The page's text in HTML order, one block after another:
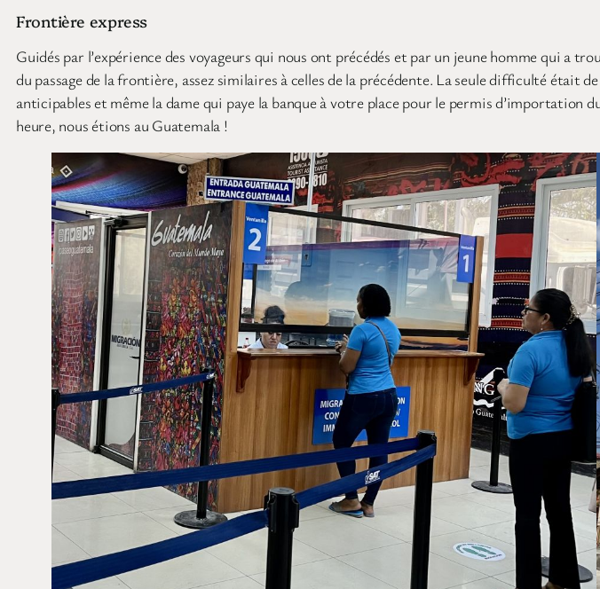
Frontière express
Guidés par l’expérience des voyageurs qui nous ont précédés et par un jeune homme qui a
du passage de la frontière, assez similaires à celles de la précédente. La seule difficulté était
anticipables et même la dame qui paye la banque à votre place pour le permis d’importation
heure, nous étions au Guatemala !